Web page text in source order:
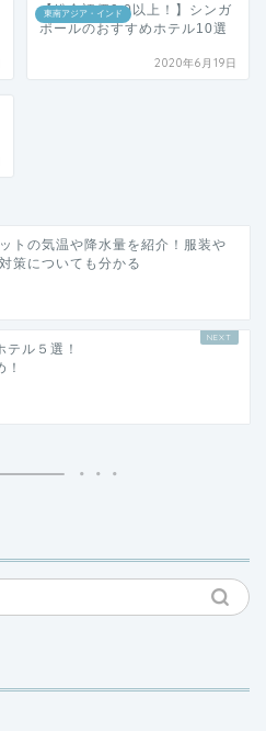
東南アジア・インド
【総合評価9.0以上！】シンガ
ポールのおすすめホテル10選
2020年6月19日
トの気温や降水量を紹介！服装や
策についても分かる
ル５選！